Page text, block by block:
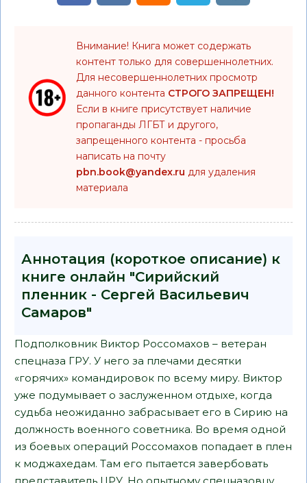
Внимание! Книга может содержать
контент только для совершеннолетних.
Для несовершеннолетних просмотр
данного контента СТРОГО ЗАПРЕЩЕН!
Если в книге присутствует наличие
пропаганды ЛГБТ и другого,
запрещенного контента - просьба
написать на почту
pbn.book@yandex.ru для удаления
материала
Аннотация (короткое описание) к
книге онлайн "Сирийский
пленник - Сергей Васильевич
Самаров"
Подполковник Виктор Россомахов – ветеран
спецназа ГРУ. У него за плечами десятки
«горячих» командировок по всему миру. Виктор
уже подумывает о заслуженном отдыхе, когда
судьба неожиданно забрасывает его в Сирию на
должность военного советника. Во время одной
из боевых операций Россомахов попадает в плен
к моджахедам. Там его пытается завербовать